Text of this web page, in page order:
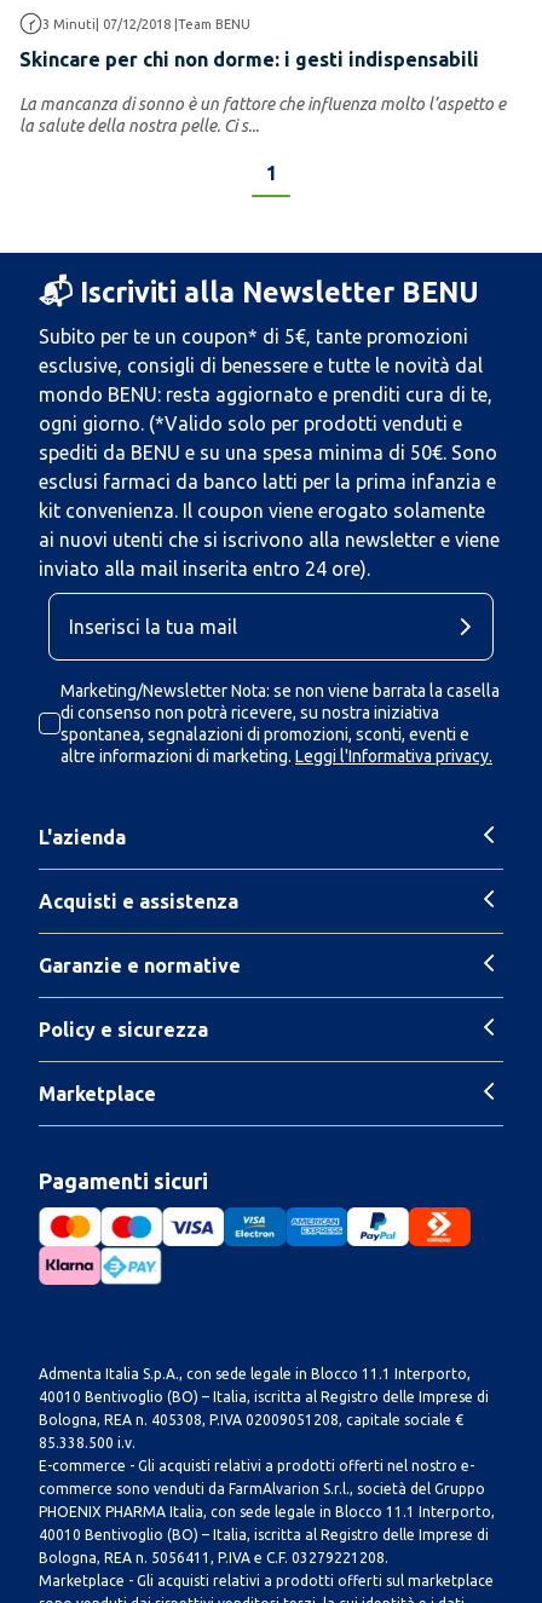
Anti-età
3 Minuti 07/12/2018 Team BENU
Skincare per chi non dorme: i gesti indispensabili
La mancanza di sonno è un fattore che influenza molto l’aspetto e
la salute della nostra pelle. Ci s...
1
📬 Iscriviti alla Newsletter BENU
Subito per te un coupon* di 5€, tante promozioni
esclusive, consigli di benessere e tutte le novità dal
mondo BENU: resta aggiornato e prenditi cura di te,
ogni giorno. (*Valido solo per prodotti venduti e
spediti da BENU e su una spesa minima di 50€. Sono
esclusi farmaci da banco latti per la prima infanzia e
kit convenienza. Il coupon viene erogato solamente
ai nuovi utenti che si iscrivono alla newsletter e viene
inviato alla mail inserita entro 24 ore).
Marketing/Newsletter Nota: se non viene barrata la casella
di consenso non potrà ricevere, su nostra iniziativa
spontanea, segnalazioni di promozioni, sconti, eventi e
altre informazioni di marketing. Leggi l'Informativa privacy.
L'azienda
Acquisti e assistenza
Garanzie e normative
Policy e sicurezza
Marketplace
Pagamenti sicuri
Admenta Italia S.p.A., con sede legale in Blocco 11.1 Interporto,
40010 Bentivoglio (BO) – Italia, iscritta al Registro delle Imprese di
Bologna, REA n. 405308, P.IVA 02009051208, capitale sociale €
85.338.500 i.v.
E-commerce - Gli acquisti relativi a prodotti offerti nel nostro e-
commerce sono venduti da FarmAlvarion S.r.l., società del Gruppo
PHOENIX PHARMA Italia, con sede legale in Blocco 11.1 Interporto,
40010 Bentivoglio (BO) – Italia, iscritta al Registro delle Imprese di
Bologna, REA n. 5056411, P.IVA e C.F. 03279221208.
Marketplace - Gli acquisti relativi a prodotti offerti sul marketplace